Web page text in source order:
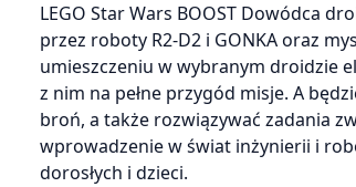
LEGO Star Wars BOOST Dowódca
przez roboty R2-D2 i GONKA oraz
umieszczeniu w wybranym droidzie
z nim na pełne przygód misje. A
broń, a także rozwiązywać zadania
wprowadzenie w świat inżynierii i
dorosłych i dzieci.